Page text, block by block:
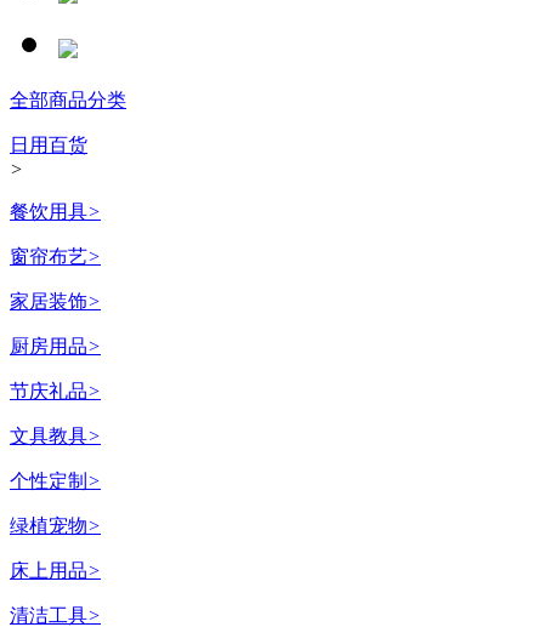
全部商品分类
日用百货
>
餐饮用具>
窗帘布艺>
家居装饰>
厨房用品>
节庆礼品>
文具教具>
个性定制 >
绿植宠物>
床上用品>
清洁工具>